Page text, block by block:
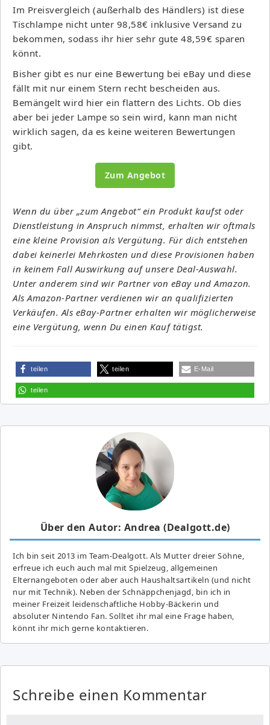
Im Preisvergleich (außerhalb des Händlers) ist diese
Tischlampe nicht unter 98,58€ inklusive Versand zu
bekommen, sodass ihr hier sehr gute 48,59€ sparen
könnt.
Bisher gibt es nur eine Bewertung bei eBay und diese
fällt mit nur einem Stern recht bescheiden aus.
Bemängelt wird hier ein flattern des Lichts. Ob dies
aber bei jeder Lampe so sein wird, kann man nicht
wirklich sagen, da es keine weiteren Bewertungen
gibt.
Zum Angebot
Wenn du über „zum Angebot“ ein Produkt kaufst oder
Dienstleistung in Anspruch nimmst, erhalten wir oftmals
eine kleine Provision als Vergütung. Für dich entstehen
dabei keinerlei Mehrkosten und diese Provisionen haben
in keinem Fall Auswirkung auf unsere Deal-Auswahl.
Unter anderem sind wir Partner von eBay und Amazon.
Als Amazon-Partner verdienen wir an qualifizierten
Verkäufen. Als eBay-Partner erhalten wir möglicherweise
eine Vergütung, wenn Du einen Kauf tätigst.
teilen teilen E-Mail
teilen
Über den Autor: Andrea (Dealgott.de)
Ich bin seit 2013 im Team-Dealgott. Als Mutter dreier Söhne,
erfreue ich euch auch mal mit Spielzeug, allgemeinen
Elternangeboten oder aber auch Haushaltsartikeln (und nicht
nur mit Technik). Neben der Schnäppchenjagd, bin ich in
meiner Freizeit leidenschaftliche Hobby-Bäckerin und
absoluter Nintendo Fan. Solltet ihr mal eine Frage haben,
könnt ihr mich gerne kontaktieren.
Schreibe einen Kommentar